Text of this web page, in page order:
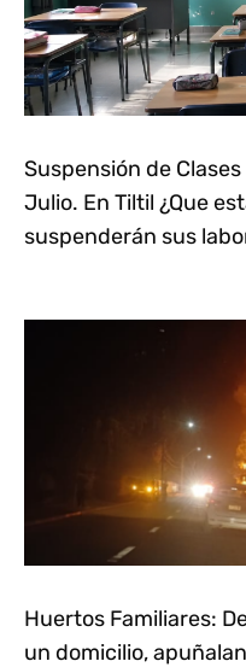
Suspensión de
Julio. En Tiltil ¿Que
suspenderán sus
Huertos Familiares:
un domicilio,